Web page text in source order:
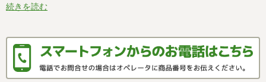
続きを読む